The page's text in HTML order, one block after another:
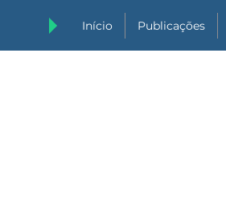
Início Publicações